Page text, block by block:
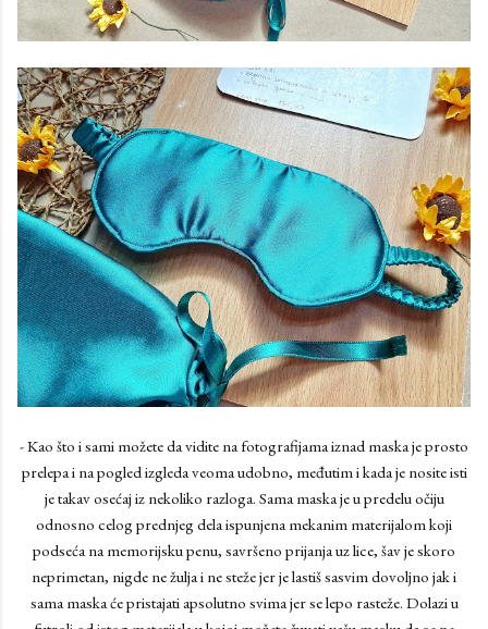
- Kao što i sami možete da vidite na fotografijama iznad maska je prosto
prelepa i na pogled izgleda veoma udobno, međutim i kada je nosite isti
je takav osećaj iz nekoliko razloga. Sama maska je u predelu očiju
odnosno celog prednjeg dela ispunjena mekanim materijalom koji
podseća na memorijsku penu, savršeno prijanja uz lice, šav je skoro
neprimetan, nigde ne žulja i ne steže jer je lastiš sasvim dovoljno jak i
sama maska će pristajati apsolutno svima jer se lepo rasteže. Dolazi u